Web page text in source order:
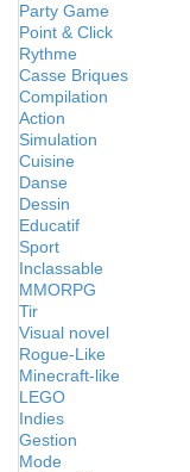
Party Game
Point & Click
Rythme
Casse Briques
Compilation
Action
Simulation
Cuisine
Danse
Dessin
Educatif
Sport
Inclassable
MMORPG
Tir
Visual novel
Rogue-Like
Minecraft-like
LEGO
Indies
Gestion
Mode